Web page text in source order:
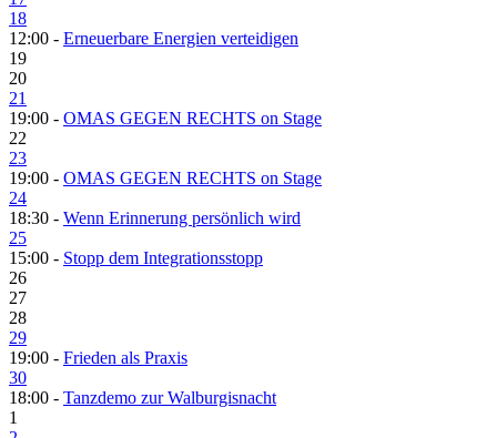
18
12:00 - Erneuerbare Energien verteidigen
19
20
21
19:00 - OMAS GEGEN RECHTS on Stage
22
23
19:00 - OMAS GEGEN RECHTS on Stage
24
18:30 - Wenn Erinnerung persönlich wird
25
15:00 - Stopp dem Integrationsstopp
26
27
28
29
19:00 - Frieden als Praxis
30
18:00 - Tanzdemo zur Walburgisnacht
1